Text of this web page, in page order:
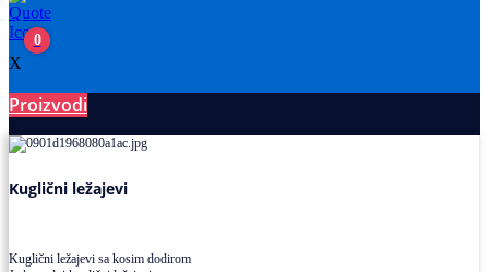
0
X
Proizvodi
Kuglični ležajevi
Kuglični ležajevi sa kosim dodirom